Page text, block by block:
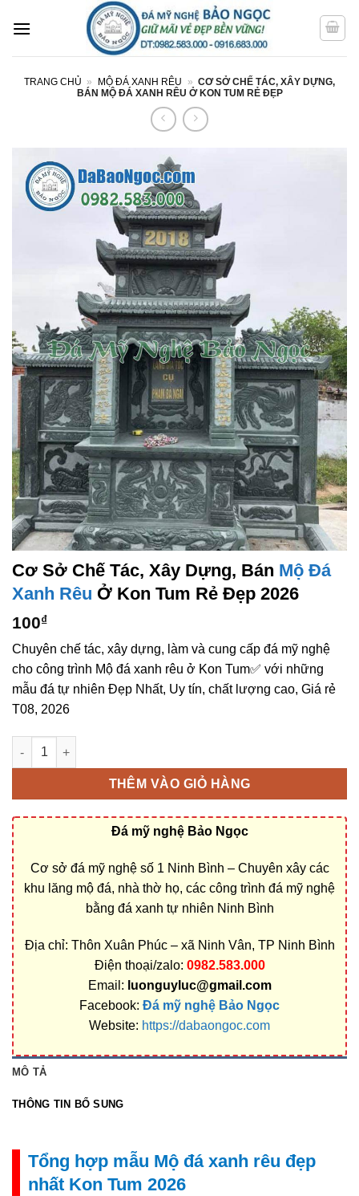
qua
TRANG CHỦ » MỘ ĐÁ XANH RÊU » CƠ SỞ CHẾ TÁC, XÂY DỰNG,
BÁN MỘ ĐÁ XANH RÊU Ở KON TUM RẺ ĐẸP
Cơ Sở Chế Tác, Xây Dựng, Bán Mộ Đá
Xanh Rêu Ở Kon Tum Rẻ Đẹp 2026
100₫
Chuyên chế tác, xây dựng, làm và cung cấp đá mỹ nghệ
cho công trình Mộ đá xanh rêu ở Kon Tum✅ với những
mẫu đá tự nhiên Đẹp Nhất, Uy tín, chất lượng cao, Giá rẻ
T08, 2026
Cơ sở chế tác, xây dựng, bán Mộ đá xanh rêu ở Kon Tum rẻ
THÊM VÀO GIỎ HÀNG
Đá mỹ nghệ Bảo Ngọc
Cơ sở đá mỹ nghệ số 1 Ninh Bình – Chuyên xây các
khu lăng mộ đá, nhà thờ họ, các công trình đá mỹ nghệ
bằng đá xanh tự nhiên Ninh Bình
Địa chỉ: Thôn Xuân Phúc – xã Ninh Vân, TP Ninh Bình
Điện thoại/zalo: 0982.583.000
Email: luonguyluc@gmail.com
Facebook: Đá mỹ nghệ Bảo Ngọc
Website: https://dabaongoc.com
MÔ TẢ
THÔNG TIN BỔ SUNG
Tổng hợp mẫu Mộ đá xanh rêu đẹp
nhất Kon Tum 2026